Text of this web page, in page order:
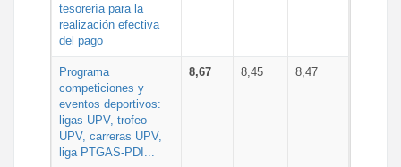
tesorería para la
realización efectiva
del pago
Programa
competiciones y
eventos deportivos:
ligas UPV, trofeo
UPV, carreras UPV,
liga PTGAS-PDI...
8,67 8,45 8,47